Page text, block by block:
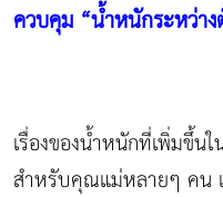
ควบคุม “น้ำหนักระหว่า
เรื่องของน้ำหนักที่เพิ่มขึ้
สำหรับคุณแม่หลายๆ คน